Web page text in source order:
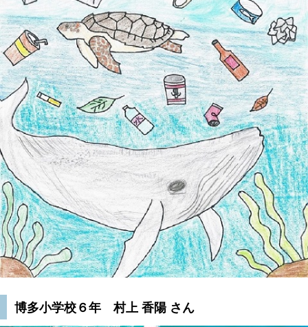
博多小学校６年 村上 香陽 さん